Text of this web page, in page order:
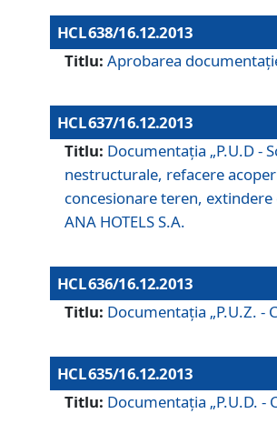
HCL 638/16.12.2013
Titlu: Aprobarea
HCL 637/16.12.2013
Titlu: Documentaţia „P.U.D -
nestructurale, refacere
concesionare teren, extindere
ANA HOTELS S.A.
HCL 636/16.12.2013
Titlu: Documentaţia „P.U.Z. -
HCL 635/16.12.2013
Titlu: Documentaţia „P.U.D. -